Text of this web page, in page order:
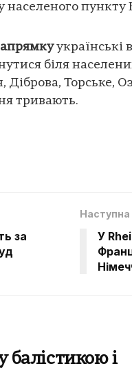
населеного пункту
українські
біля
Торське,
тривають.
за
Наступна
У
балістикою і